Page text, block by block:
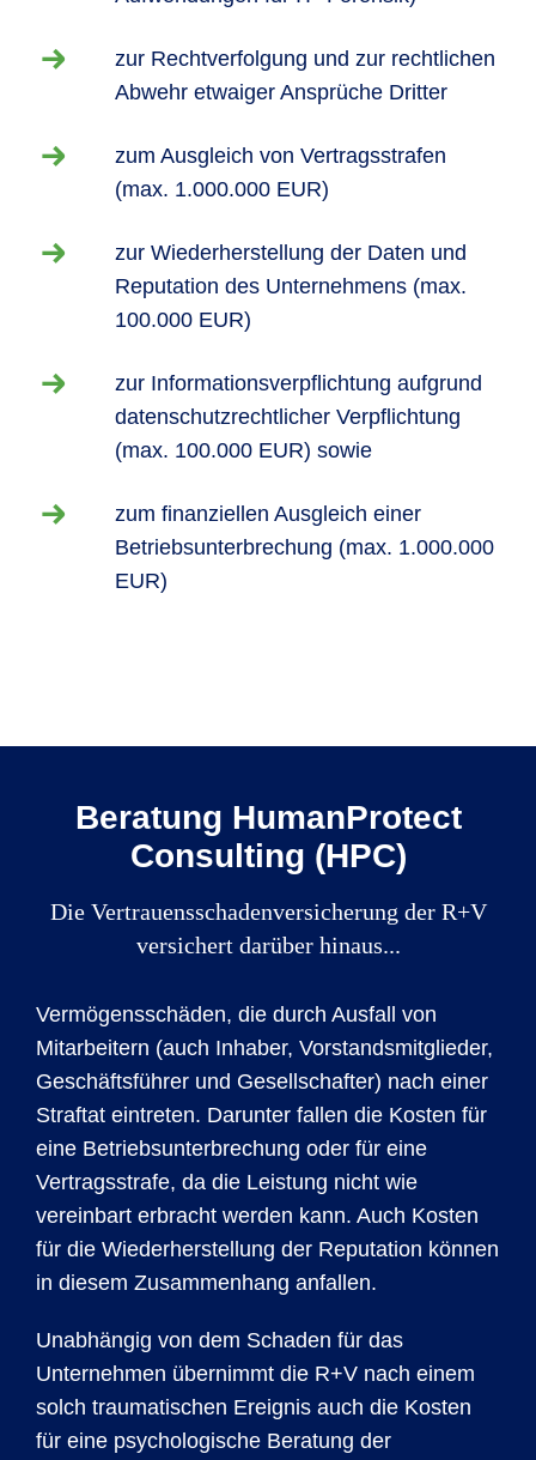
zur Rechtverfolgung und zur rechtlichen
Abwehr etwaiger Ansprüche Dritter
zum Ausgleich von Vertragsstrafen
(max. 1.000.000 EUR)
zur Wiederherstellung der Daten und
Reputation des Unternehmens (max.
100.000 EUR)
zur Informationsverpflichtung aufgrund
datenschutzrechtlicher Verpflichtung
(max. 100.000 EUR) sowie
zum finanziellen Ausgleich einer
Betriebsunterbrechung (max. 1.000.000
EUR)
Beratung HumanProtect
Consulting (HPC)
Die Vertrauensschadenversicherung der R+V
versichert darüber hinaus...
Vermögensschäden, die durch Ausfall von
Mitarbeitern (auch Inhaber, Vorstandsmitglieder,
Geschäftsführer und Gesellschafter) nach einer
Straftat eintreten. Darunter fallen die Kosten für
eine Betriebsunterbrechung oder für eine
Vertragsstrafe, da die Leistung nicht wie
vereinbart erbracht werden kann. Auch Kosten
für die Wiederherstellung der Reputation können
in diesem Zusammenhang anfallen.
Unabhängig von dem Schaden für das
Unternehmen übernimmt die R+V nach einem
solch traumatischen Ereignis auch die Kosten
für eine psychologische Beratung der